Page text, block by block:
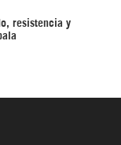
resistencia y